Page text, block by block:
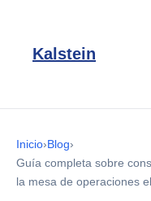
Kalstein
Inicio›Blog›
Guía completa sobre
la mesa de operaciones